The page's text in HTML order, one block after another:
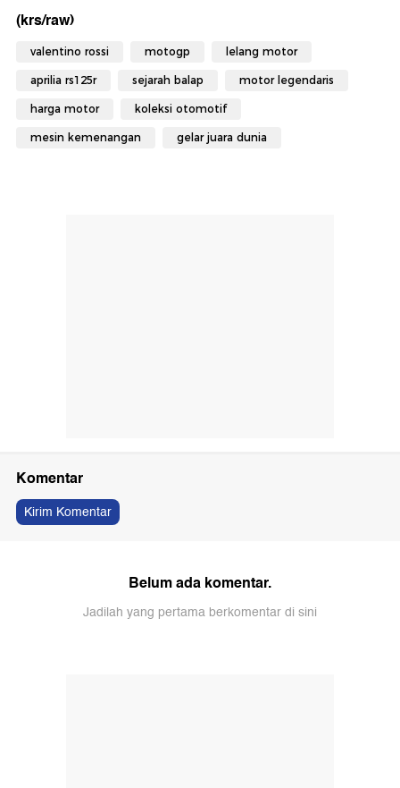
(krs/raw)
valentino rossi motogp lelang motor
aprilia rs125r sejarah balap motor legendaris
harga motor koleksi otomotif
mesin kemenangan gelar juara dunia
Komentar
Kirim Komentar
Belum ada komentar.
Jadilah yang pertama berkomentar di sini